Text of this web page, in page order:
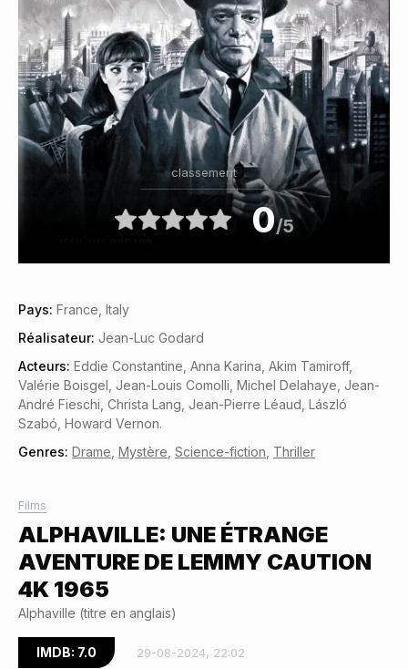
classement
0/5
Pays: France, Italy
Réalisateur: Jean-Luc Godard
Acteurs: Eddie Constantine, Anna Karina, Akim Tamiroff,
Valérie Boisgel, Jean-Louis Comolli, Michel Delahaye, Jean-
André Fieschi, Christa Lang, Jean-Pierre Léaud, László
Szabó, Howard Vernon.
Genres: Drame Mystère Science-fiction Thriller
Films
ALPHAVILLE: UNE ÉTRANGE
AVENTURE DE LEMMY CAUTION
4K 1965
Alphaville (titre en anglais)
IMDB: 7.0 29-08-2024, 22:02